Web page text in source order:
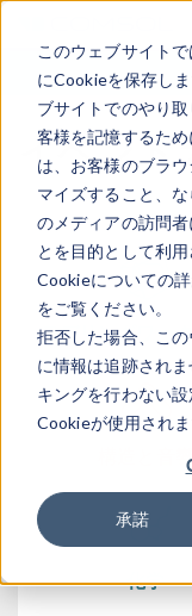
このウェブサイト
にCookieを保存し
ブサイトでのやり
客様を記憶するた
は、お客様のブラ
マイズすること、
のメディアの訪問
とを目的として利
Cookieについての
をご覧ください。
拒否した場合、こ
に情報は追跡され
キングを行わない
Cookieが使用されま
承諾
イベン
モデリングワー
構造と音
化学